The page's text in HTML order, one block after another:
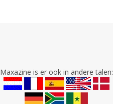
Maxazine is er ook in andere talen: